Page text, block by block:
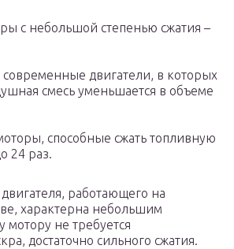
с небольшой степенью сжатия –
двигатели, в которых
смесь уменьшается в объеме
способные сжать топливную
24 раз.
работающего на
характерна небольшим
не требуется
достаточно сильного сжатия.